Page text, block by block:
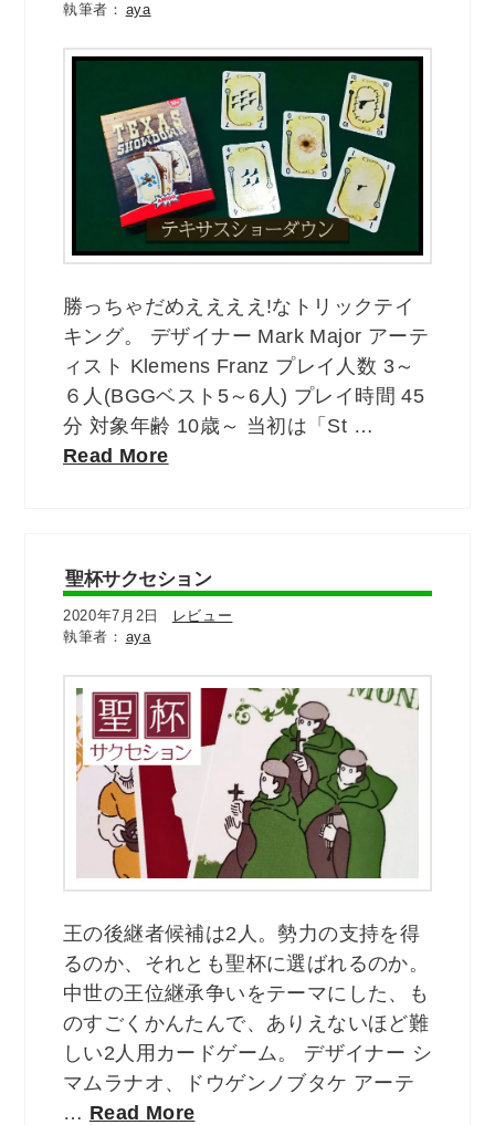
aya
勝っちゃだめええええ!なトリックテイ
キング。 デザイナー Mark Major アーテ
ィスト Klemens Franz プレイ人数 3～
６人(BGGベスト5～6人) プレイ時間 45
分 対象年齢 10歳～ 当初は「St …
Read More
聖杯サクセション
2020年7月2日
レビュー
aya
王の後継者候補は2人。勢力の支持を得
るのか、それとも聖杯に選ばれるのか。
中世の王位継承争いをテーマにした、も
のすごくかんたんで、ありえないほど難
しい2人用カードゲーム。 デザイナー シ
マムラナオ、ドウゲンノブタケ アーテ
… Read More